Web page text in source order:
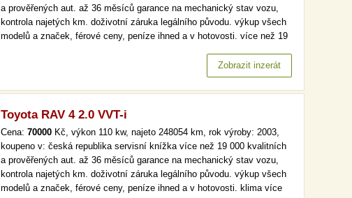
a prověřených aut. až 36 měsíců garance na mechanický stav vozu,
kontrola najetých km. doživotní záruka legálního původu. výkup všech
modelů a značek, férové ceny, peníze ihned a v hotovosti. více než 19
mechanický stav vozu, kontrola najetých km. doživotní záruka…
Zobrazit inzerát
Toyota RAV 4 2.0 VVT-i
Cena: 70000 Kč, výkon 110 kw, najeto 248054 km, rok výroby: 2003,
koupeno v: česká republika servisní knížka více než 19 000 kvalitních
a prověřených aut. až 36 měsíců garance na mechanický stav vozu,
kontrola najetých km. doživotní záruka legálního původu. výkup všech
modelů a značek, férové ceny, peníze ihned a v hotovosti. klima více